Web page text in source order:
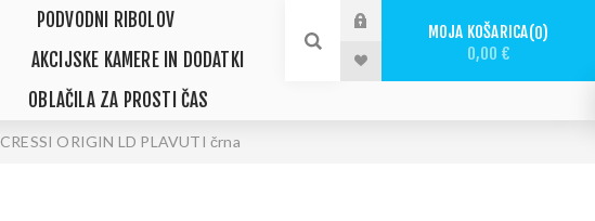
PODVODNI RIBOLOV
AKCIJSKE KAMERE IN DODATKI
OBLAČILA ZA PROSTI ČAS
MOJA KOŠARICA 0
0,00 €
CRESSI ORIGIN LD PLAVUTI črna